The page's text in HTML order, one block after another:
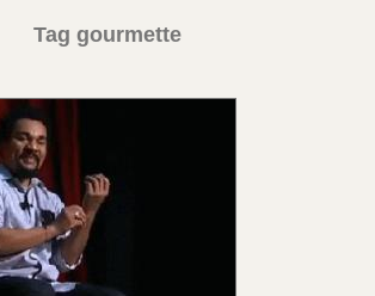
Tag gourmette